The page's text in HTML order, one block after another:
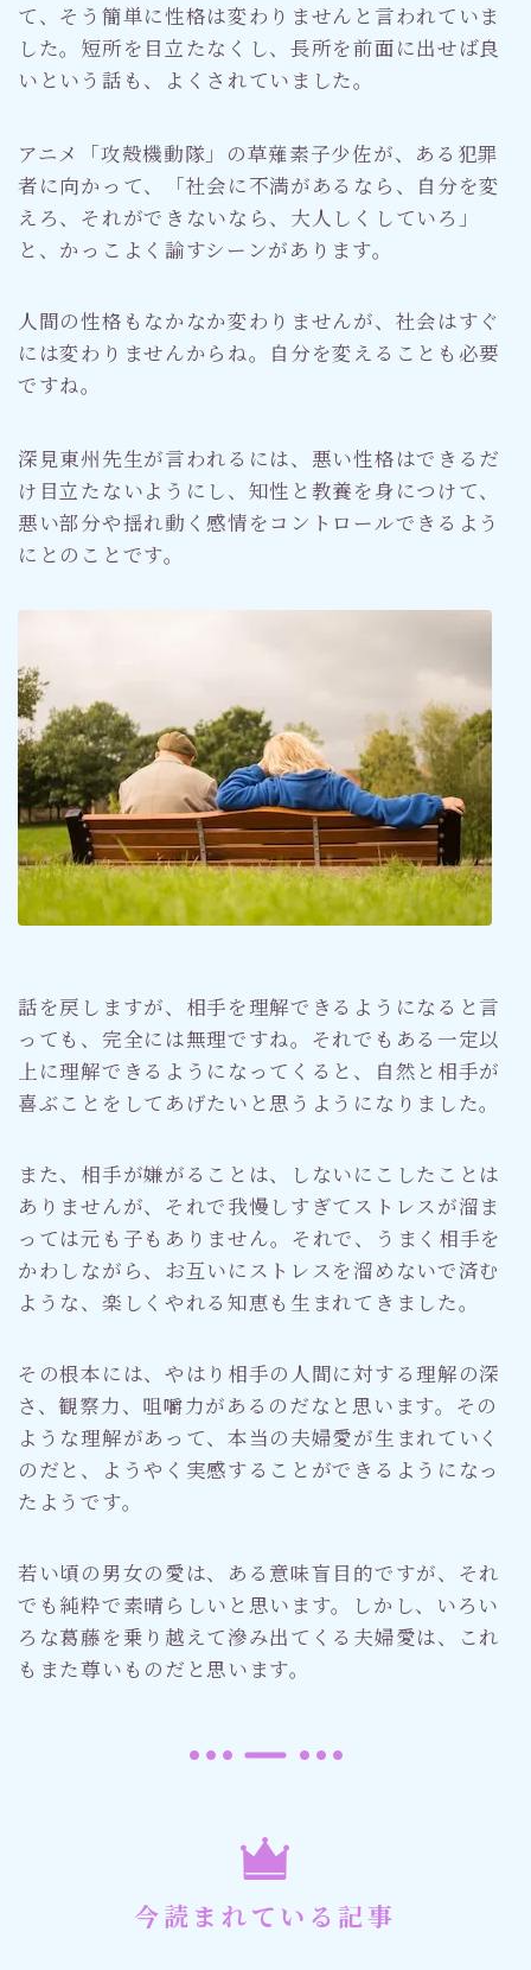
て、そう簡単に性格は変わりませんと言われていま
した。短所を目立たなくし、長所を前面に出せば良
いという話も、よくされていました。
アニメ「攻殻機動隊」の草薙素子少佐が、ある犯罪
者に向かって、「社会に不満があるなら、自分を変
えろ、それができないなら、大人しくしていろ」
と、かっこよく諭すシーンがあります。
人間の性格もなかなか変わりませんが、社会はすぐ
には変わりませんからね。自分を変えることも必要
ですね。
深見東州先生が言われるには、悪い性格はできるだ
け目立たないようにし、知性と教養を身につけて、
悪い部分や揺れ動く感情をコントロールできるよう
にとのことです。
話を戻しますが、相手を理解できるようになると言
っても、完全には無理ですね。それでもある一定以
上に理解できるようになってくると、自然と相手が
喜ぶことをしてあげたいと思うようになりました。
また、相手が嫌がることは、しないにこしたことは
ありませんが、それで我慢しすぎてストレスが溜ま
っては元も子もありません。それで、うまく相手を
かわしながら、お互いにストレスを溜めないで済む
ような、楽しくやれる知恵も生まれてきました。
その根本には、やはり相手の人間に対する理解の深
さ、観察力、咀嚼力があるのだなと思います。その
ような理解があって、本当の夫婦愛が生まれていく
のだと、ようやく実感することができるようになっ
たようです。
若い頃の男女の愛は、ある意味盲目的ですが、それ
でも純粋で素晴らしいと思います。しかし、いろい
ろな葛藤を乗り越えて滲み出てくる夫婦愛は、これ
もまた尊いものだと思います。
今読まれている記事